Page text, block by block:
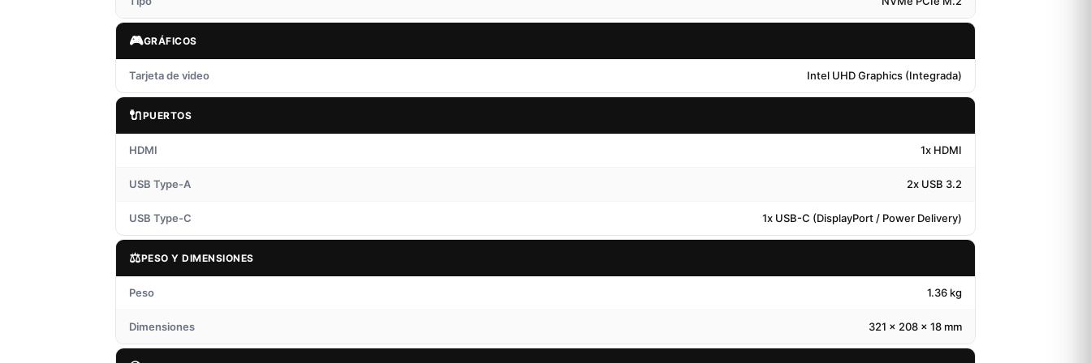
🎮GRÁFICOS
Tarjeta de video Intel UHD Graphics (Integrada)
🔌PUERTOS
HDMI 1x HDMI
USB Type-A 2x USB 3.2
USB Type-C 1x USB-C (DisplayPort / Power Delivery)
⚖️PESO Y DIMENSIONES
Peso 1.36 kg
Dimensiones 321 x 208 x 18 mm